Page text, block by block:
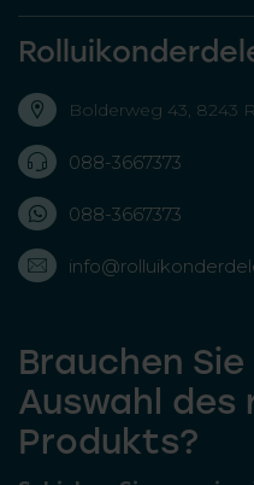
Bolderweg 43, 8243
088-3667373
088-3667373
Brauchen
Auswahl des
Produkts?